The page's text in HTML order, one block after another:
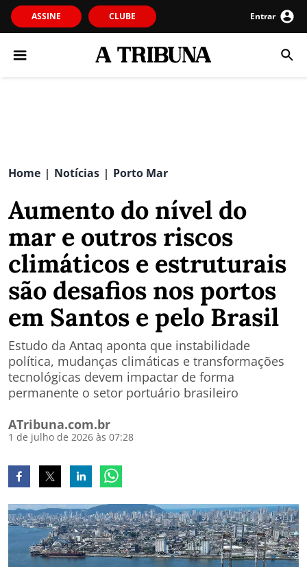
ASSINE CLUBE Entrar
Home | Notícias | Porto Mar
Aumento do nível do
mar e outros riscos
climáticos e estruturais
são desafios nos portos
em Santos e pelo Brasil
Estudo da Antaq aponta que instabilidade
política, mudanças climáticas e transformações
tecnológicas devem impactar de forma
permanente o setor portuário brasileiro
ATribuna.com.br
1 de julho de 2026 às 07:28